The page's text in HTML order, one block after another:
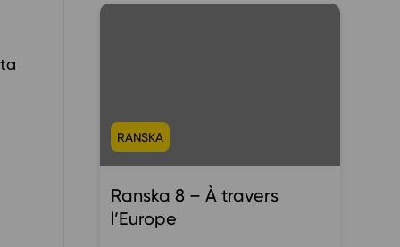
RANSKA
Ranska 8 – À travers
l’Europe